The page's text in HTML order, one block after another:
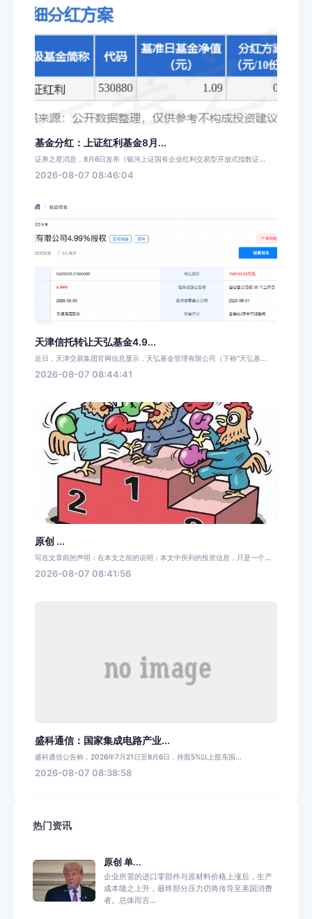
基金分红：上证红利基金8月...
证券之星消息，8月6日发布《银河上证国有企业红利交易型开放式指数证...
2026-08-07 08:46:04
天津信托转让天弘基金4.9...
近日，天津交易集团官网信息显示，天弘基金管理有限公司（下称“天弘基...
2026-08-07 08:44:41
原创 ...
写在文章前的声明：在本文之前的说明：本文中所列的投资信息，只是一个...
2026-08-07 08:41:56
盛科通信：国家集成电路产业...
盛科通信公告称，2026年7月21日至8月6日，持股5%以上股东国...
2026-08-07 08:38:58
热门资讯
原创 单...
企业所需的进口零部件与原材料价格上涨后，生产
成本随之上升，最终部分压力仍将传导至美国消费
者。总体而言...